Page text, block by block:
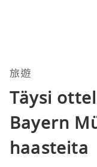
旅遊
Täysi
Bayern
haasteita